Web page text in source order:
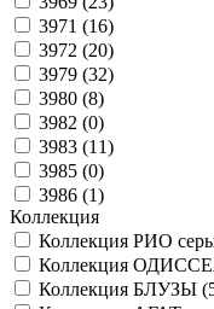
3971 (16)
3972 (20)
3979 (32)
3980 (8)
3982 (0)
3983 (11)
3985 (0)
3986 (1)
Коллекция
Коллекция РИО
Коллекция
Коллекция БЛУЗЫ (